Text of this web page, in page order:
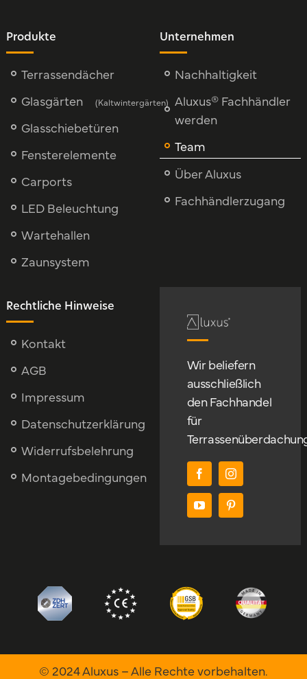
Produkte
Terrassendächer
Glasgärten
(Kaltwintergärten)
Glasschiebetüren
Fensterelemente
Carports
LED Beleuchtung
Wartehallen
Zaunsystem
Unternehmen
Nachhaltigkeit
Aluxus® Fachhändler
werden
Team
Über Aluxus
Fachhändlerzugang
Rechtliche Hinweise
Kontakt
AGB
Impressum
Datenschutzerklärung
Widerrufsbelehrung
Montagebedingungen
Wir beliefern
ausschließlich
den Fachhandel
für
© 2024 Aluxus – Alle Rechte vorbehalten.